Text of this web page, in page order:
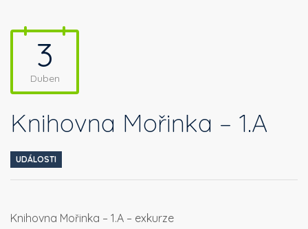
3
Duben
Knihovna Mořinka – 1.A
UDÁLOSTI
Knihovna Mořinka – 1.A – exkurze